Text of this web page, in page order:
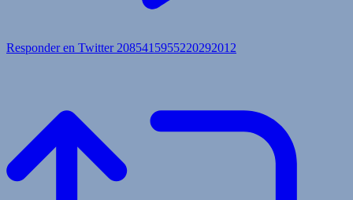
Responder en Twitter 2085415955220292012